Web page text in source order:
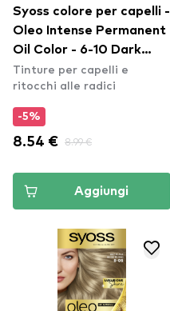
Syoss colore per capelli -
Oleo Intense Permanent
Oil Color - 6-10 Dark
Blond
Tinture per capelli e
ritocchi alle radici
-5%
8.54 € 8.99 €
Aggiungi